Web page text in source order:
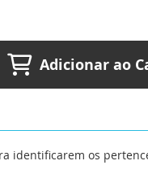
Adicionar ao
identificarem os